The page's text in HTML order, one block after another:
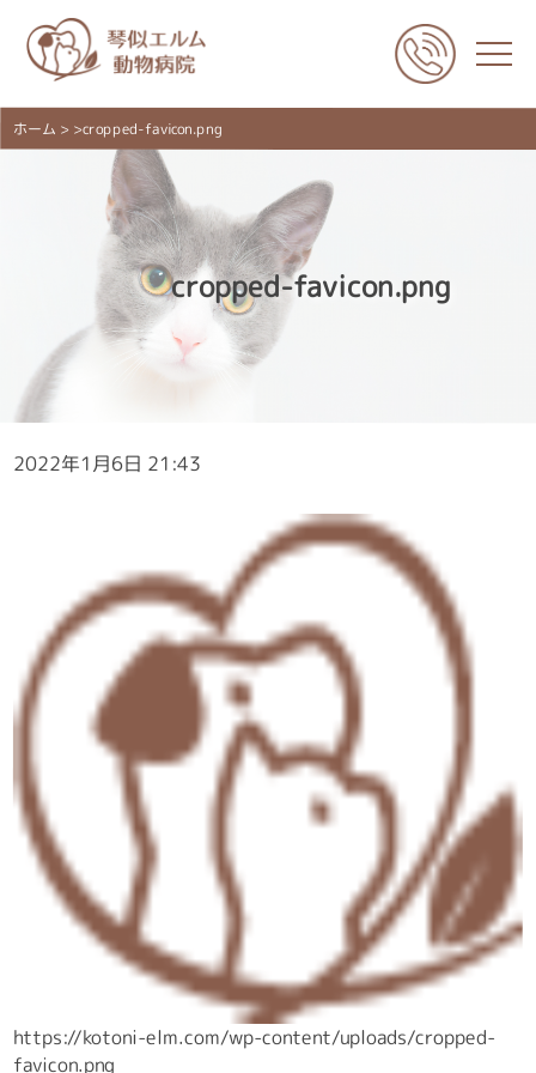
ホーム > >cropped-favicon.png
cropped-favicon.png
2022年1月6日 21:43
https://kotoni-elm.com/wp-content/uploads/cropped-
favicon.png